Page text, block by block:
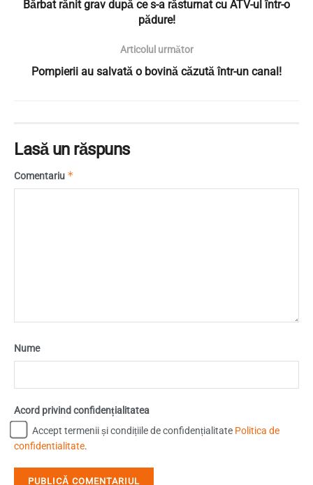
Bărbat rănit grav după ce s-a răsturnat cu ATV-ul într-o
pădure!
Articolul următor
Pompierii au salvată o bovină căzută într-un canal!
Lasă un răspuns
Comentariu *
Nume
Acord privind confidențialitatea
Accept termenii și condițiile de confidențialitate Politica de
confidentialitate.